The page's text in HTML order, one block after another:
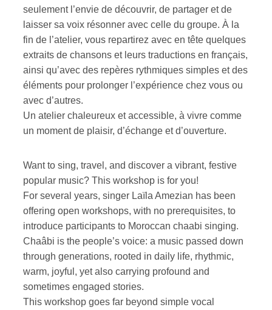
seulement l’envie de découvrir, de partager et de
laisser sa voix résonner avec celle du groupe. À la
fin de l’atelier, vous repartirez avec en tête quelques
extraits de chansons et leurs traductions en français,
ainsi qu’avec des repères rythmiques simples et des
éléments pour prolonger l’expérience chez vous ou
avec d’autres.
Un atelier chaleureux et accessible, à vivre comme
un moment de plaisir, d’échange et d’ouverture.
Want to sing, travel, and discover a vibrant, festive
popular music? This workshop is for you!
For several years, singer Laïla Amezian has been
offering open workshops, with no prerequisites, to
introduce participants to Moroccan chaabi singing.
Chaâbi is the people’s voice: a music passed down
through generations, rooted in daily life, rhythmic,
warm, joyful, yet also carrying profound and
sometimes engaged stories.
This workshop goes far beyond simple vocal